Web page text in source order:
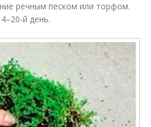
речным песком или торфом.
й день.